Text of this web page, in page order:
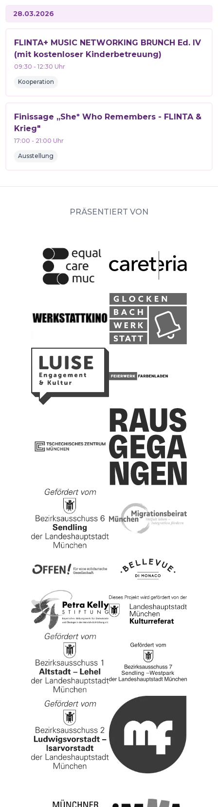
28.03.2026
FLINTA+ MUSIC NETWORKING BRUNCH Ed. IV
(mit kostenloser Kinderbetreuung)
09:30 -12:30 Uhr
Kooperation
Finissage „She* Who Remembers - FLINTA &
Krieg"
17:00 - 21:00 Uhr
Ausstellung
PRÄSENTIERT VON